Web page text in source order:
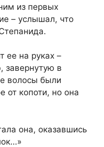
из первых
– услышал, что
ее на руках –
завернутую в
волосы были
от копоти, но она
она, оказавшись